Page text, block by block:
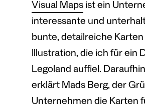
Visual Mapsist ein
interessante und
bunte, detailreiche
Illustration, die ich für ein
Legoland auffiel.
erklärt Mads Berg, der
Unternehmen die Karten